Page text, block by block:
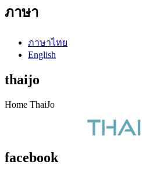
ภาษา
ภาษาไทย
English
thaijo
Home ThaiJo
facebook